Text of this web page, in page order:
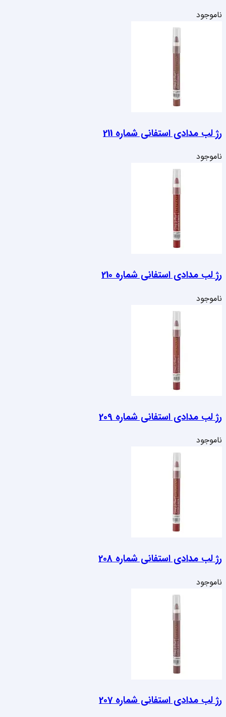
ناموجود
رژ لب مدادی استفانی شماره 211
ناموجود
رژ لب مدادی استفانی شماره 210
ناموجود
رژ لب مدادی استفانی شماره 209
ناموجود
رژ لب مدادی استفانی شماره 208
ناموجود
رژ لب مدادی استفانی شماره 207